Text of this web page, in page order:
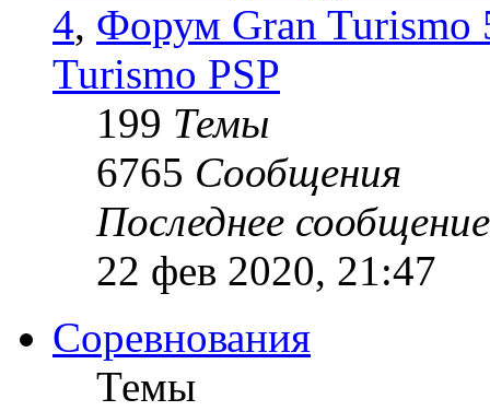
4, Форум Gran Turismo
Turismo PSP
199 Темы
6765 Сообщения
Последнее сообщение
22 фев 2020, 21:47
Соревнования
Темы